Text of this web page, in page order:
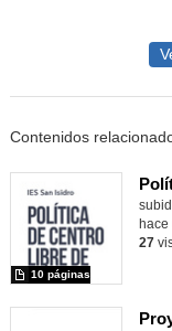
Contenidos
10 páginas
hace
27